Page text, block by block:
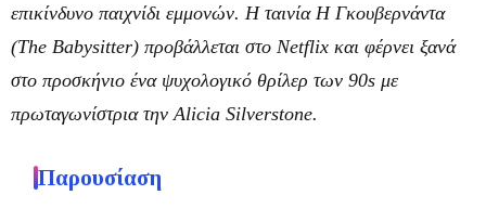
επικίνδυνο παιχνίδι εμμονών. Η ταινία Η Γκουβερνάντα
(The Babysitter) προβάλλεται στο Netflix και φέρνει ξανά
στο προσκήνιο ένα ψυχολογικό θρίλερ των 90s με
πρωταγωνίστρια την Alicia Silverstone.
Παρουσίαση